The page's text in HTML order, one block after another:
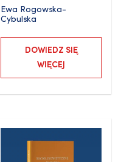
Ewa Rogowska-
Cybulska
DOWIEDZ SIĘ
WIĘCEJ